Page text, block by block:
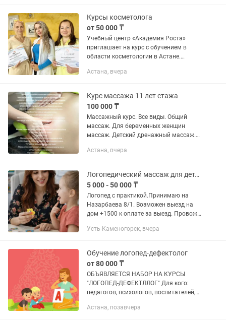
Курсы косметолога
от 50 000 ₸
Учебный центр «Академия Роста»
приглашает на курс с обучением в
области косметологии в Астане.
профессиональные навыки
вы узнаете о...
Астана, вчера
Курс массажа 11 лет стажа
100 000 ₸
Массажный курс. Все виды. Общий
массаж. Для беременных женщин
массаж. Детский дренажный массаж.
ЛФК бесплатно. Антицеллюлитный
сертификат ....
Астана, вчера
Логопедический массаж для детей Курс
5 000 - 50 000 ₸
Логопед с практикой.Принимаю на
Назарбаева 8/1. Возможен выезд на
дом +1500 к оплате за выезд. Провожу
массаж для детей как поддержку
Усть-Каменогорск, вчера
Обучение логопед-дефектолог
от 80 000 ₸
ОБЪЯВЛЯЕТСЯ НАБОР НА КУРСЫ
"ЛОГОПЕД-ДЕФЕКТЛЛОГ" Для кого:
педагогов, психологов, воспитателей,
профессию Программа курса: 1.
Астана, позавчера